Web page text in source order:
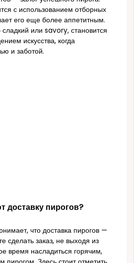
с использованием отборных
его еще более аппетитным.
или savory, становится
искусства, когда
и заботой.
доставку пирогов?
что доставка пирогов —
сделать заказ, не выходя из
время насладиться горячим,